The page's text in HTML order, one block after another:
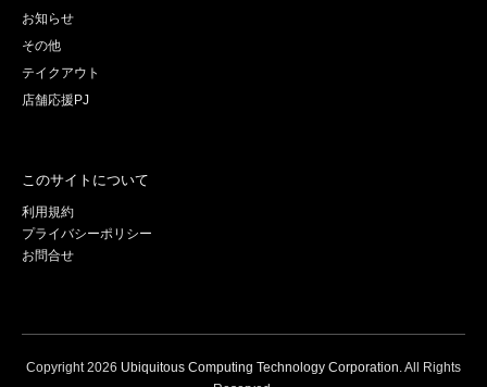
お知らせ
その他
テイクアウト
店舗応援PJ
このサイトについて
利用規約
プライバシーポリシー
お問合せ
Copyright2026 Ubiquitous Computing Technology Corporation. All Rights